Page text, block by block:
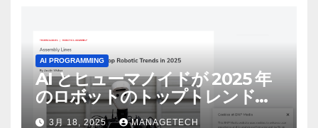
AI PROGRAMMING
AI とヒューマノイドが 2025 年
のロボットのトップトレンドに |
ASSEMBLY
3月 18, 2025 MANAGETECH